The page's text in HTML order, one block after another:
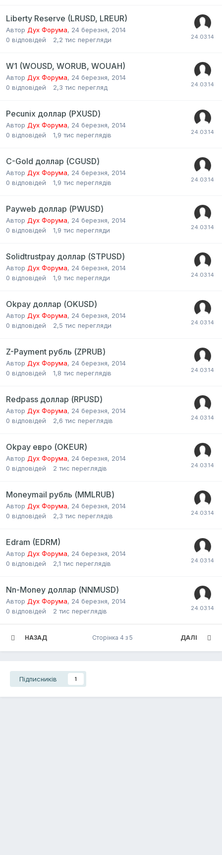
Liberty Reserve (LRUSD, LREUR)
Автор Дух Форума, 24 березня, 2014
0 відповідей 2,2 тис перегляди
W1 (WOUSD, WORUB, WOUAH)
Автор Дух Форума, 24 березня, 2014
0 відповідей 2,3 тис перегляд
Pecunix доллар (PXUSD)
Автор Дух Форума, 24 березня, 2014
0 відповідей 1,9 тис переглядів
C-Gold доллар (CGUSD)
Автор Дух Форума, 24 березня, 2014
0 відповідей 1,9 тис переглядів
Payweb доллар (PWUSD)
Автор Дух Форума, 24 березня, 2014
0 відповідей 1,9 тис перегляди
Solidtrustpay доллар (STPUSD)
Автор Дух Форума, 24 березня, 2014
0 відповідей 1,9 тис перегляди
Okpay доллар (OKUSD)
Автор Дух Форума, 24 березня, 2014
0 відповідей 2,5 тис перегляди
Z-Payment рубль (ZPRUB)
Автор Дух Форума, 24 березня, 2014
0 відповідей 1,8 тис переглядів
Redpass доллар (RPUSD)
Автор Дух Форума, 24 березня, 2014
0 відповідей 2,6 тис переглядів
Okpay евро (OKEUR)
Автор Дух Форума, 24 березня, 2014
0 відповідей 2 тис переглядів
Moneymail рубль (MMLRUB)
Автор Дух Форума, 24 березня, 2014
0 відповідей 2,3 тис переглядів
Edram (EDRM)
Автор Дух Форума, 24 березня, 2014
0 відповідей 2,1 тис переглядів
Nn-Money доллар (NNMUSD)
Автор Дух Форума, 24 березня, 2014
0 відповідей 2 тис переглядів
НАЗАД ДАЛІ
Сторінка 4 з 5
Підписників 1